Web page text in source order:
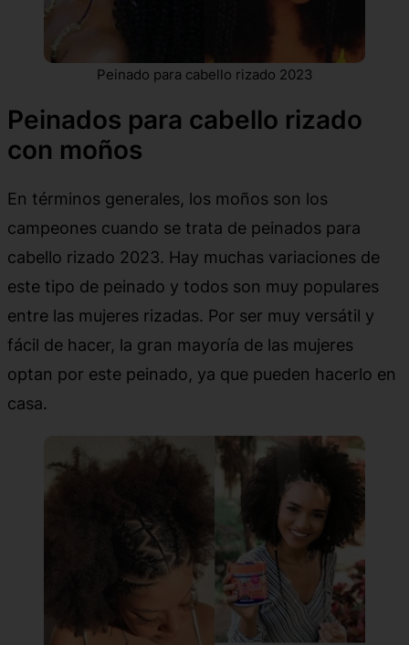
Peinado para cabello rizado 2023
Peinados para cabello rizado
con moños
En términos generales, los moños son los
campeones cuando se trata de peinados para
cabello rizado 2023. Hay muchas variaciones de
este tipo de peinado y todos son muy populares
entre las mujeres rizadas. Por ser muy versátil y
fácil de hacer, la gran mayoría de las mujeres
optan por este peinado, ya que pueden hacerlo en
casa.